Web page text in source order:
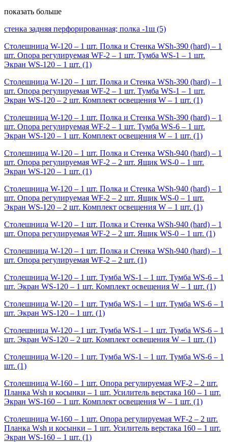
показать больше
стенка задняя перфорированная; полка -1ш (5)
Столешница W-120 – 1 шт. Полка и Стенка WSh-390 (hard) – 1
шт. Опора регулируемая WF-2 – 1 шт. Тумба WS-1 – 1 шт.
Экран WS-120 – 1 шт. (1)
Столешница W-120 – 1 шт. Полка и Стенка WSh-390 (hard) – 1
шт. Опора регулируемая WF-2 – 1 шт. Тумба WS-1 – 1 шт.
Экран WS-120 – 2 шт. Комплект освещения W – 1 шт. (1)
Столешница W-120 – 1 шт. Полка и Стенка WSh-390 (hard) – 1
шт. Опора регулируемая WF-2 – 1 шт. Тумба WS-6 – 1 шт.
Экран WS-120 – 1 шт. Комплект освещения W – 1 шт. (1)
Столешница W-120 – 1 шт. Полка и Стенка WSh-940 (hard) – 1
шт. Опора регулируемая WF-2 – 2 шт. Ящик WS-0 – 1 шт.
Экран WS-120 – 1 шт. (1)
Столешница W-120 – 1 шт. Полка и Стенка WSh-940 (hard) – 1
шт. Опора регулируемая WF-2 – 2 шт. Ящик WS-0 – 1 шт.
Экран WS-120 – 2 шт. Комплект освещения W – 1 шт. (1)
Столешница W-120 – 1 шт. Полка и Стенка WSh-940 (hard) – 1
шт. Опора регулируемая WF-2 – 2 шт. Ящик WS-0 – 1 шт. (1)
Столешница W-120 – 1 шт. Полка и Стенка WSh-940 (hard) – 1
шт. Опора регулируемая WF-2 – 2 шт. (1)
Столешница W-120 – 1 шт. Тумба WS-1 – 1 шт. Тумба WS-6 – 1
шт. Экран WS-120 – 1 шт. Комплект освещения W – 1 шт. (1)
Столешница W-120 – 1 шт. Тумба WS-1 – 1 шт. Тумба WS-6 – 1
шт. Экран WS-120 – 1 шт. (1)
Столешница W-120 – 1 шт. Тумба WS-1 – 1 шт. Тумба WS-6 – 1
шт. Экран WS-120 – 2 шт. Комплект освещения W – 1 шт. (1)
Столешница W-120 – 1 шт. Тумба WS-1 – 1 шт. Тумба WS-6 – 1
шт. (1)
Столешница W-160 – 1 шт. Опора регулируемая WF-2 – 2 шт.
Планка Wsh и косынки – 1 шт. Усилитель верстака 160 – 1 шт.
Экран WS-160 – 1 шт. Комплект освещения W – 1 шт. (1)
Столешница W-160 – 1 шт. Опора регулируемая WF-2 – 2 шт.
Планка Wsh и косынки – 1 шт. Усилитель верстака 160 – 1 шт.
Экран WS-160 – 1 шт. (1)